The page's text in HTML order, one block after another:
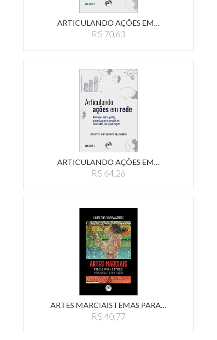
ARTICULANDO AÇÕES EM…
R$ 70,63
ARTICULANDO AÇÕES EM…
R$ 64,26
ARTES MARCIAISTEMAS PARA…
R$ 40,77